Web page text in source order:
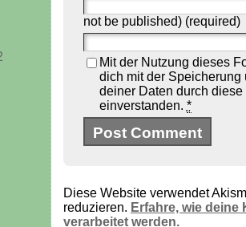
not be published) (required)
Mit der Nutzung dieses
dich mit der Speicherung
deiner Daten durch diese
einverstanden. *
Diese Website verwendet
reduzieren. Erfahre, wie deine
verarbeitet werden.